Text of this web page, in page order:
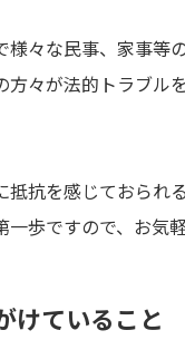
々な民事、家事等
方々が法的トラブル
抗を感じておられ
歩ですので、お気
けていること